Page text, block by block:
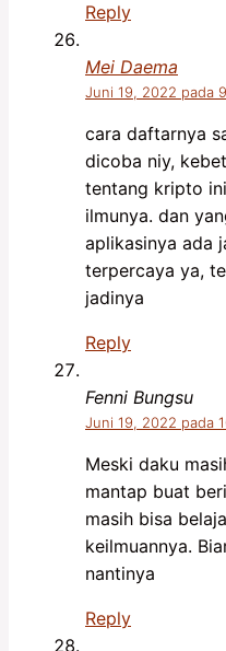
Reply
Mei Daema
Juni 19, 2022 pada
cara daftarnya
dicoba niy,
tentang kripto
ilmunya. dan
aplikasinya ada
terpercaya ya,
jadinya
Reply
Fenni Bungsu
Juni 19, 2022 pada
Meski daku
mantap buat
masih bisa
keilmuannya.
nantinya
Reply